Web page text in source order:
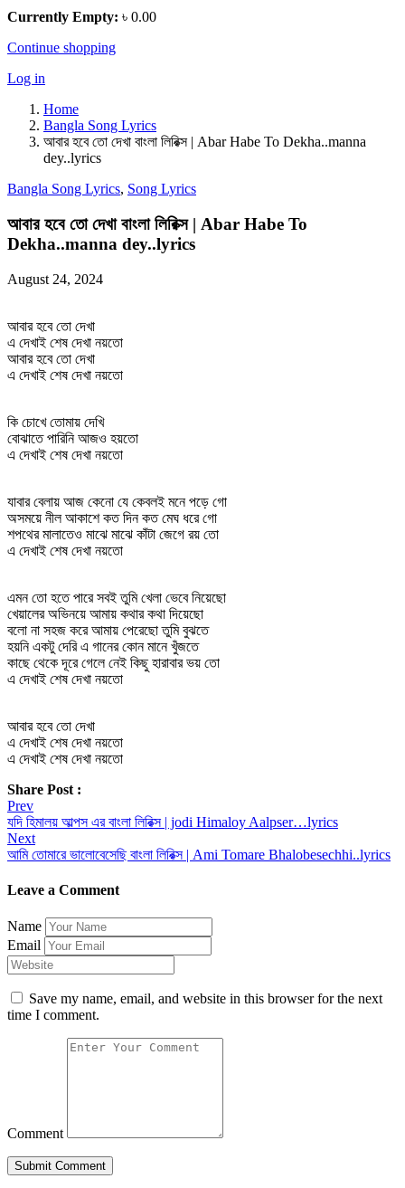
Currently Empty: ৳ 0.00
Continue shopping
Log in
Home
Bangla Song Lyrics
আবার হবে তো দেখা বাংলা লিরিক্স | Abar Habe To Dekha..manna
dey..lyrics
Bangla Song Lyrics, Song Lyrics
আবার হবে তো দেখা বাংলা লিরিক্স | Abar Habe To
Dekha..manna dey..lyrics
August 24, 2024
আবার হবে তো দেখা
এ দেখাই শেষ দেখা নয়তো
আবার হবে তো দেখা
এ দেখাই শেষ দেখা নয়তো
কি চোখে তোমায় দেখি
বোঝাতে পারিনি আজও হয়তো
এ দেখাই শেষ দেখা নয়তো
যাবার বেলায় আজ কেনো যে কেবলই মনে পড়ে গো
অসময়ে নীল আকাশে কত দিন কত মেঘ ধরে গো
শপথের মালাতেও মাঝে মাঝে কাঁটা জেগে রয় তো
এ দেখাই শেষ দেখা নয়তো
এমন তো হতে পারে সবই তুমি খেলা ভেবে নিয়েছো
খেয়ালের অভিনয়ে আমায় কথার কথা দিয়েছো
বলো না সহজ করে আমায় পেরেছো তুমি বুঝতে
হয়নি একটু দেরি এ গানের কোন মানে খুঁজতে
কাছে থেকে দূরে গেলে নেই কিছু হারাবার ভয় তো
এ দেখাই শেষ দেখা নয়তো
আবার হবে তো দেখা
এ দেখাই শেষ দেখা নয়তো
এ দেখাই শেষ দেখা নয়তো
Share Post :
Post
navigation
Prev
যদি হিমালয় আল্পস এর বাংলা লিরিক্স | jodi Himaloy Aalpser…lyrics
Next
আমি তোমারে ভালোবেসেছি বাংলা লিরিক্স | Ami Tomare Bhalobesechhi..lyrics
Leave a Comment
Name
Email
Save my name, email, and website in this browser for the next
time I comment.
Comment